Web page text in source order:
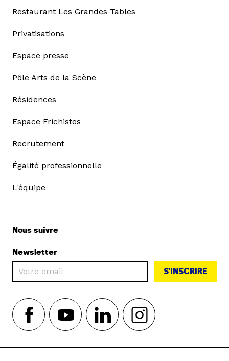
Restaurant Les Grandes Tables
Privatisations
Espace presse
Pôle Arts de la Scène
Résidences
Espace Frichistes
Recrutement
Égalité professionnelle
L'équipe
Nous suivre
Newsletter
S'INSCRIRE